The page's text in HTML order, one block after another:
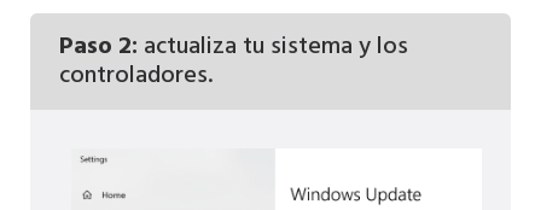
Paso 2: actualiza tu sistema y los
controladores.